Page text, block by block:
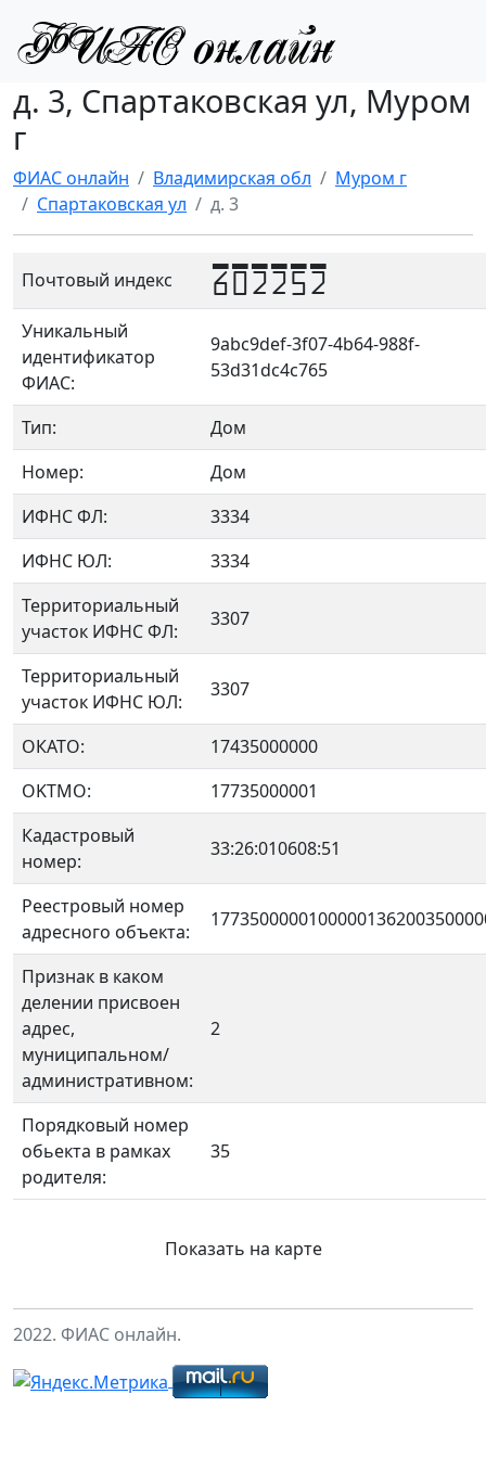
д. 3, Спартаковская ул, Муром
г
ФИАС онлайн Владимирская обл
Муром г
Спартаковская ул
д. 3
Почтовый индекс 602252
Уникальный
идентификатор
ФИАС:
9abc9def-3f07-4b64-988f-
53d31dc4c765
Тип:
Дом
Номер:
Дом
ИФНС ФЛ:
3334
ИФНС ЮЛ:
3334
Территориальный
участок ИФНС ФЛ:
3307
Территориальный
участок ИФНС ЮЛ:
3307
ОКАТО:
17435000000
OKTMO:
17735000001
Кадастровый
номер:
33:26:010608:51
Реестровый номер
адресного объекта:
Признак в каком
делении присвоен
адрес,
муниципальном/
административном:
2
Порядковый номер
обьекта в рамках
родителя:
35
Показать на карте
2022. ФИАС онлайн.